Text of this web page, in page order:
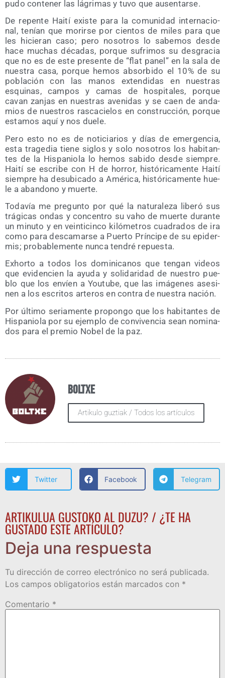
pudo con­te­ner las lágri­mas y tuvo que ausentarse.
De repen­te Hai­tí exis­te para la comu­ni­dad inter­na­cio­
nal, tenían que morir­se por cien­tos de miles para que
les hicie­ran caso; pero noso­tros lo sabe­mos des­de
hace muchas déca­das, por­que sufri­mos su des­gra­cia
que no es de este pre­sen­te de “flat panel” en la sala de
nues­tra casa, por­que hemos absor­bi­do el 10% de su
pobla­ción con las manos exten­di­das en nues­tras
esqui­nas, cam­pos y camas de hos­pi­ta­les, por­que
cavan zan­jas en nues­tras ave­ni­das y se caen de anda­
mios de nues­tros ras­ca­cie­los en cons­truc­ción, por­que
esta­mos aquí y nos duele.
Pero esto no es de noti­cia­rios y días de emer­gen­cia,
esta tra­ge­dia tie­ne siglos y solo noso­tros los habi­tan­
tes de la His­pa­nio­la lo hemos sabi­do des­de siem­pre.
Hai­tí se escri­be con H de horror, his­tó­ri­ca­men­te Hai­tí
siem­pre ha des­ubi­ca­do a Amé­ri­ca, his­tó­ri­ca­men­te hue­
le a aban­dono y muerte.
Toda­vía me pre­gun­to por qué la natu­ra­le­za libe­ró sus
trá­gi­cas ondas y con­cen­tro su vaho de muer­te duran­te
un minu­to y en vein­ti­cin­co kiló­me­tros cua­dra­dos de ira
como para des­ca­mar­se a Puer­to Prín­ci­pe de su epi­der­
mis; pro­ba­ble­men­te nun­ca ten­dré repuesta.
Exhor­to a todos los domi­ni­ca­nos que ten­gan videos
que evi­den­cien la ayu­da y soli­da­ri­dad de nues­tro pue­
blo que los envíen a You­tu­be, que las imá­ge­nes ase­si­
nen a los escri­tos arte­ros en con­tra de nues­tra nación.
Por últi­mo seria­men­te pro­pon­go que los habi­tan­tes de
His­pa­nio­la por su ejem­plo de con­vi­ven­cia sean nomi­na­
dos para el pre­mio Nobel de la paz.
Boltxe
Artikulo guztiak / Todos los artículos
Twitter Facebook Telegram
ARTIKULUA GUSTOKO AL DUZU? / ¿TE HA
GUSTADO ESTE ARTÍCULO?
Deja una respuesta
Tu dirección de correo electrónico no será publicada.
Los campos obligatorios están marcados con *
Comentario *